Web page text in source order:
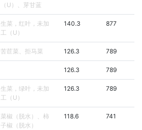
（U）、芽甘蓝
生菜，红叶，未加
工（U）
140.3 877
苦苣菜、拒马菜 126.3 789
126.3 789
生菜，绿叶，未加
工（U）
126.3 789
菜椒（脱水）、柿
子椒（脱水）
118.6 741